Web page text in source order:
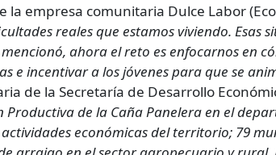
la empresa comunitaria Dulce Labor
reales que estamos viviendo. Esas
ahora el reto es enfocarnos en
e incentivar a los jóvenes para que se
de la Secretaría de Desarrollo
Productiva de la Caña Panelera en el
económicas del territorio; 79